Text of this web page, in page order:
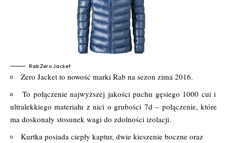
Rab Zero Jacket
Zero Jacket to nowość marki Rab na sezon zima 2016.
To połączenie najwyższej jakości puchu gęsiego 1000 cui i
ultralekkiego materiału z nici o grubości 7d – połączenie, które
ma doskonały stosunek wagi do zdolności izolacji.
Kurtka posiada ciepły kaptur, dwie kieszenie boczne oraz